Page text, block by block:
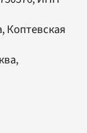
Коптевская
,